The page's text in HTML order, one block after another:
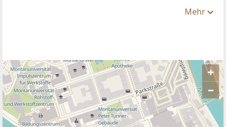
Mehr
+
–
ANBIETER KONTAKTIEREN